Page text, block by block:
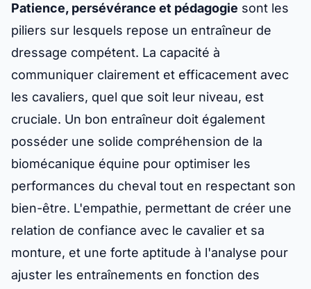
Patience, persévérance et pédagogie sont les
piliers sur lesquels repose un entraîneur de
dressage compétent. La capacité à
communiquer clairement et efficacement avec
les cavaliers, quel que soit leur niveau, est
cruciale. Un bon entraîneur doit également
posséder une solide compréhension de la
biomécanique équine pour optimiser les
performances du cheval tout en respectant son
bien-être. L'empathie, permettant de créer une
relation de confiance avec le cavalier et sa
monture, et une forte aptitude à l'analyse pour
ajuster les entraînements en fonction des